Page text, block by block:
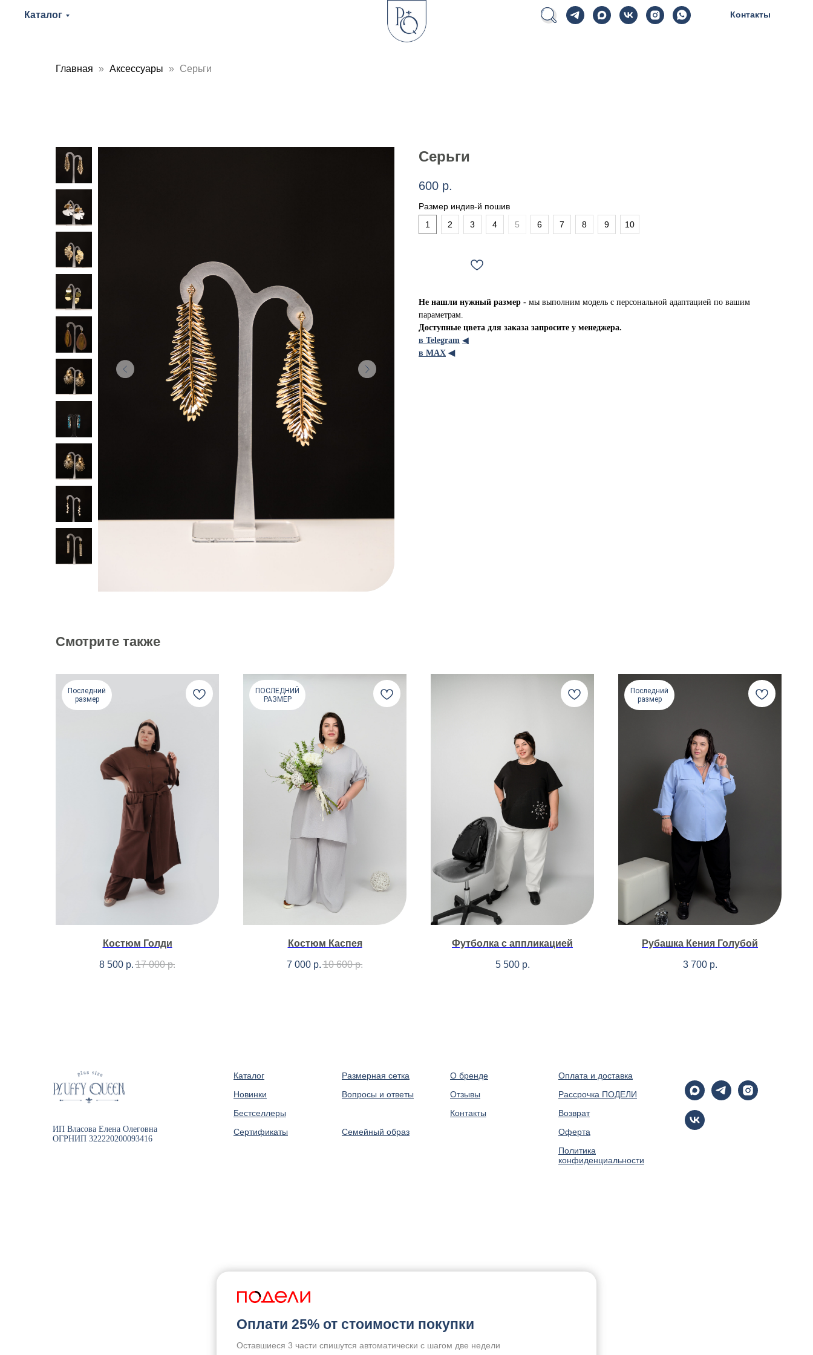
Каталог Контакты
Главная Аксессуары Серьги
Серьги
600 р.
Размер индив-й пошив
1
2 3 4 5 6 7 8 9 10
Не нашли нужный размер - мы выполним модель с персональной адаптацией по вашим
параметрам.
Доступные цвета для заказа запросите у менеджера.
в Telegram ◀
в МАХ ◀
Смотрите также
Последний
размер
Костюм Голди
8 500 р. 17 000 р.
ПОСЛЕДНИЙ
РАЗМЕР
Костюм Каспея
7 000 р. 10 600 р.
Футболка с аппликацией
5 500 р.
Последний
размер
Рубашка Кения Голубой
3 700 р.
ИП Власова Елена Олеговна
ОГРНИП 322220200093416
Каталог
Новинки
Бестселлеры
Сертификаты
Размерная сетка
Вопросы и ответы
Семейный образ
О бренде
Отзывы
Контакты
Оплата и доставка
Рассрочка ПОДЕЛИ
Возврат
Оферта
Политика
конфиденциальности
Оплати 25% от стоимости покупки
Оставшиеся 3 части спишутся автоматически с шагом две недели